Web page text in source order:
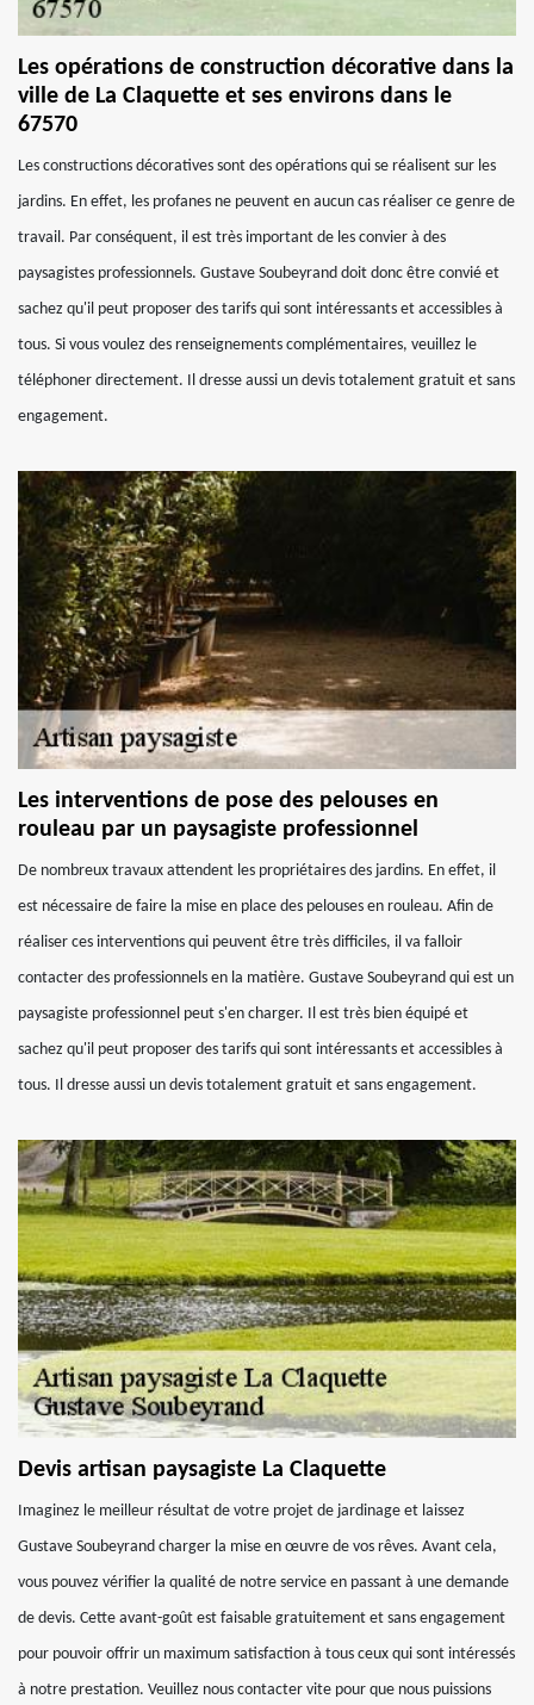
Les opérations de construction décorative dans la
ville de La Claquette et ses environs dans le
67570
Les constructions décoratives sont des opérations qui se réalisent sur les
jardins. En effet, les profanes ne peuvent en aucun cas réaliser ce genre de
travail. Par conséquent, il est très important de les convier à des
paysagistes professionnels. Gustave Soubeyrand doit donc être convié et
sachez qu'il peut proposer des tarifs qui sont intéressants et accessibles à
tous. Si vous voulez des renseignements complémentaires, veuillez le
téléphoner directement. Il dresse aussi un devis totalement gratuit et sans
engagement.
Les interventions de pose des pelouses en
rouleau par un paysagiste professionnel
De nombreux travaux attendent les propriétaires des jardins. En effet, il
est nécessaire de faire la mise en place des pelouses en rouleau. Afin de
réaliser ces interventions qui peuvent être très difficiles, il va falloir
contacter des professionnels en la matière. Gustave Soubeyrand qui est un
paysagiste professionnel peut s'en charger. Il est très bien équipé et
sachez qu'il peut proposer des tarifs qui sont intéressants et accessibles à
tous. Il dresse aussi un devis totalement gratuit et sans engagement.
Devis artisan paysagiste La Claquette
Imaginez le meilleur résultat de votre projet de jardinage et laissez
Gustave Soubeyrand charger la mise en œuvre de vos rêves. Avant cela,
vous pouvez vérifier la qualité de notre service en passant à une demande
de devis. Cette avant-goût est faisable gratuitement et sans engagement
pour pouvoir offrir un maximum satisfaction à tous ceux qui sont intéressés
à notre prestation. Veuillez nous contacter vite pour que nous puissions